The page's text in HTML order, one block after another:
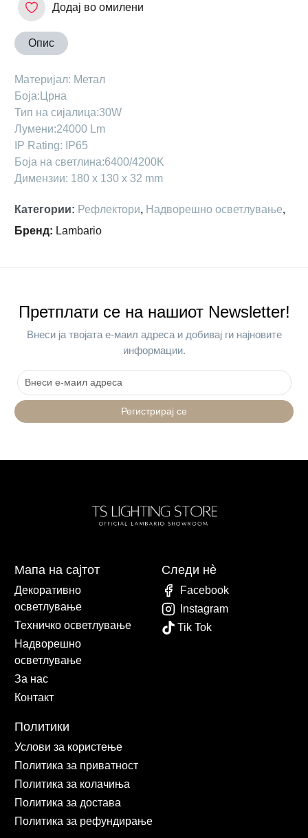
Додај во омилени
Опис
Maтеријал: Метал
Боја:Црна
Тип на сијалица:30W
Лумени:24000 Lm
IP Rating: IP65
Боја на светлина:6400/4200K
Димензии: 180 х 130 х 32 mm
Категории: Рефлектори, Надворешно осветлување,
Бренд: Lambario
Претплати се на нашиот Newsletter!
Внеси ја твојата е-маил адреса и добивај ги најновите
информации.
Регистрирај се
Мапа на сајтот
Декоративно
осветлување
Техничко осветлување
Надворешно
осветлување
За нас
Контакт
Политики
Услови за користење
Политика за приватност
Политика за колачиња
Политика за достава
Политика за рефундирање
Следи нè
Facebook
Instagram
Tik Tok